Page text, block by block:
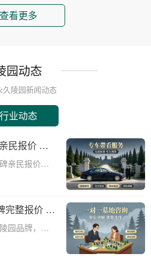
查看更多
园动态
久陵园新闻动态
行业动态
民报价 一
与便捷选
亲民报价这
碑选择的重
的寄托。因
纪念意义的
完整报价 淡
园品牌，提
客户的需